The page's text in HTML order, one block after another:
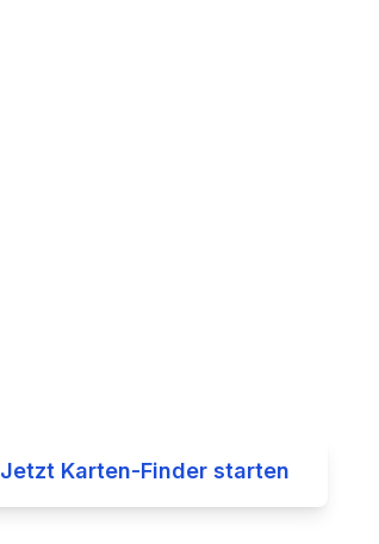
Jetzt Karten-Finder starten